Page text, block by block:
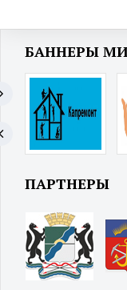
БАННЕРЫ
ПАРТНЕРЫ